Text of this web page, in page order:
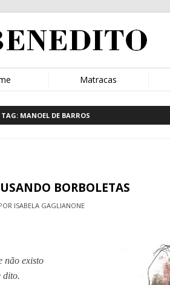
Matracas
TAG: MANOEL DE BARROS
BORBOLETAS
ISABELA GAGLIANONE
não existo
dito.